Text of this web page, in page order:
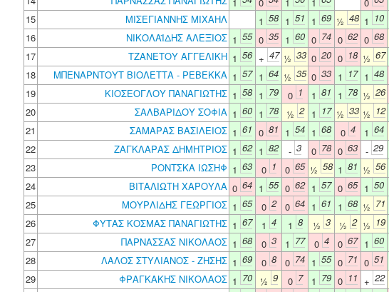
1 0 1 1 0
15
ΜΙΣΕΓΙΑΝΝΗΣ ΜΙΧΑΗΛ 1 58 1 51 1 69 ½ 48 1 10
16
ΝΙΚΟΛΑΪΔΗΣ ΑΛΕΞΙΟΣ 1 55 0 35 1 60 0 74 0 62 0 68
17
ΤΖΑΝΕΤΟΥ ΑΓΓΕΛΙΚΗ 1 56 + 47 ½ 33 0 20 0 18 ½ 67
18
ΜΠΕΝΑΡΝΤΟΥΤ ΒΙΟΛΕΤΤΑ - ΡΕΒΕΚΚΑ 1 57 1 64 ½ 35 0 33 1 17 1 48
19
ΚΙΟΣΕΟΓΛΟΥ ΠΑΝΑΓΙΩΤΗΣ 1 58 1 79 0 1 1 81 1 78 ½ 26
20
ΣΑΛΒΑΡΙΔΟΥ ΣΟΦΙΑ 1 60 1 78 ½ 2 1 17 ½ 33 ½ 12
21
ΣΑΜΑΡΑΣ ΒΑΣΙΛΕΙΟΣ 1 61 0 81 1 54 1 68 0 4 1 64
22
ΖΑΓΚΛΑΡΑΣ ΔΗΜΗΤΡΙΟΣ 1 62 1 82 - 3 0 78 0 63 - 29
23
ΡΟΝΤΣΚΑ ΙΩΣΗΦ 1 63 0 1 0 65 ½ 58 1 81 ½ 56
24
ΒΙΤΑΛΙΩΤΗ ΧΑΡΟΥΛΑ 0 64 1 55 0 62 1 57 0 65 1 50
25
ΜΟΥΡΛΙΔΗΣ ΓΕΩΡΓΙΟΣ 1 65 0 2 0 64 1 61 1 68 ½ 71
26
ΦΥΤΑΣ ΚΟΣΜΑΣ ΠΑΝΑΓΙΩΤΗΣ 1 67 1 4 1 8 ½ 3 ½ 2 ½ 19
27
ΠΑΡΝΑΣΣΑΣ ΝΙΚΟΛΑΟΣ 1 68 0 3 1 77 0 4 0 67 1 60
28
ΛΑΛΟΣ ΣΤΥΛΙΑΝΟΣ - ΖΗΣΗΣ 1 69 0 8 0 74 1 55 0 71 0 51
29
ΦΡΑΓΚΑΚΗΣ ΝΙΚΟΛΑΟΣ 1 70 ½ 9 0 7 1 79 0 11 + 22